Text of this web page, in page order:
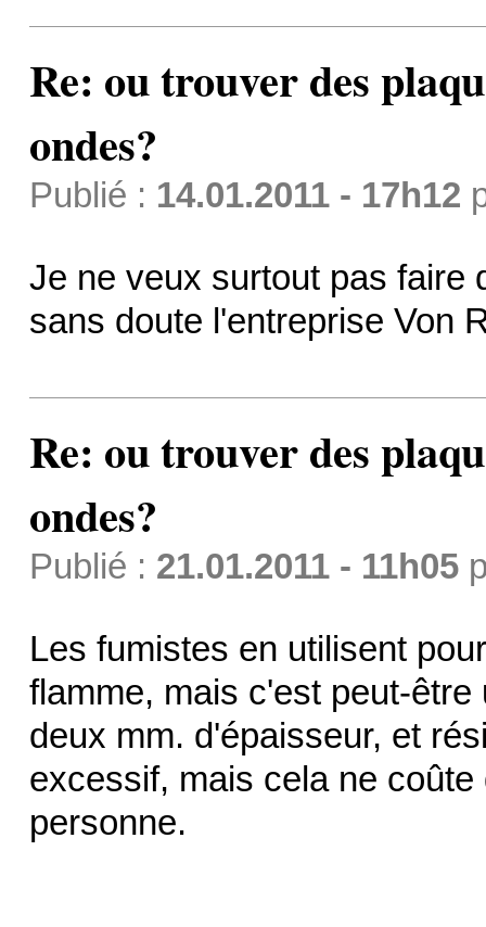
Re: ou trouver des
ondes?
Publié : 14.01.2011 - 17h12
Je ne veux surtout pas faire
sans doute l'entreprise Von
Re: ou trouver des
ondes?
Publié : 21.01.2011 - 11h05
Les fumistes en utilisent
flamme, mais c'est peut-
deux mm. d'épaisseur, et
excessif, mais cela ne
personne.